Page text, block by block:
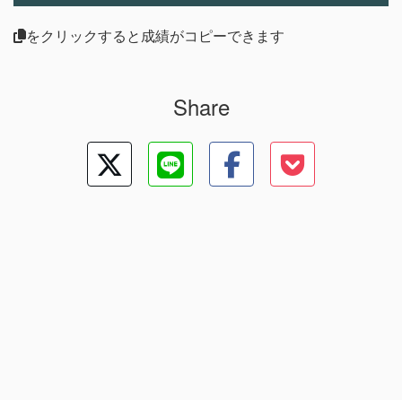
をクリックすると成績がコピーできます
Share